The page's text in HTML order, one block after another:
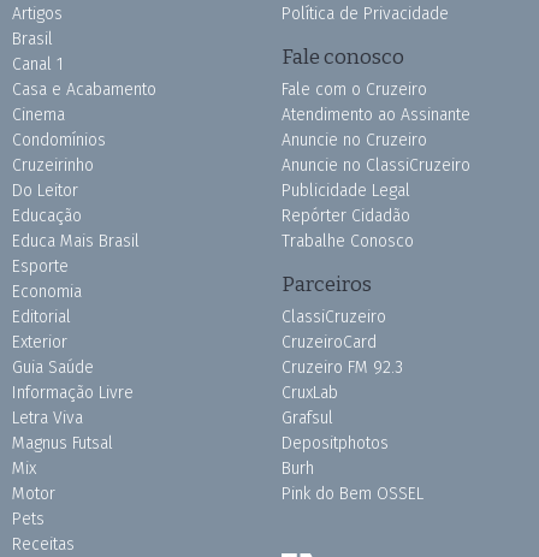
Artigos
Brasil
Canal 1
Casa e Acabamento
Cinema
Condomínios
Cruzeirinho
Do Leitor
Educação
Educa Mais Brasil
Esporte
Economia
Editorial
Exterior
Guia Saúde
Informação Livre
Letra Viva
Magnus Futsal
Mix
Motor
Pets
Receitas
Política de Privacidade
Fale conosco
Fale com o Cruzeiro
Atendimento ao Assinante
Anuncie no Cruzeiro
Anuncie no ClassiCruzeiro
Publicidade Legal
Repórter Cidadão
Trabalhe Conosco
Parceiros
ClassiCruzeiro
CruzeiroCard
Cruzeiro FM 92.3
CruxLab
Grafsul
Depositphotos
Burh
Pink do Bem OSSEL